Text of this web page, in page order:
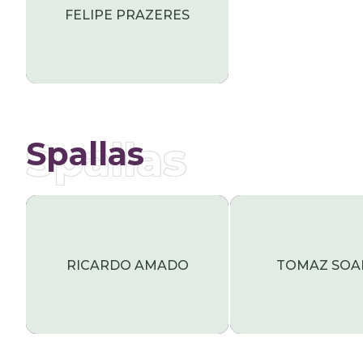
FELIPE PRAZERES
Spallas
Spallas
RICARDO AMADO TOMAZ